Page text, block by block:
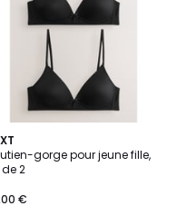
gorge pour jeune fille,
2
€